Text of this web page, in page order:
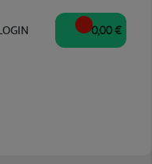
0,00 €